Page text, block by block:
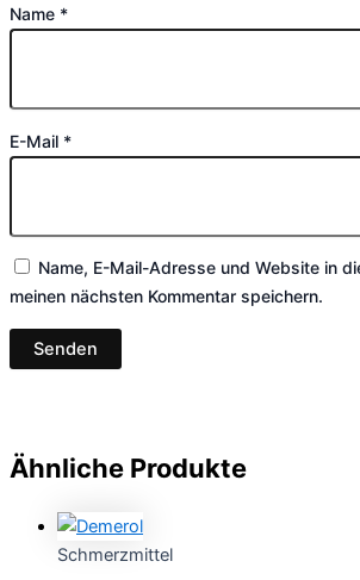
Name *
E-Mail *
Name, E-Mail-Adresse und Website in
meinen nächsten Kommentar speichern.
Ähnliche Produkte
Schmerzmittel